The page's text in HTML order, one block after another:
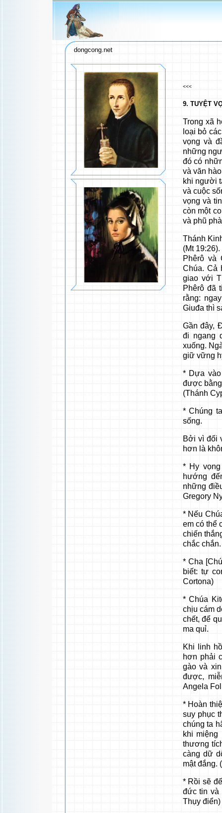
dongcong.net
<<<
9. TUYỆT
Trong xã
loại bỏ
vọng và
những
đó có
và văn
khi người
và cuộc
vọng và
còn một
và phũ
Thánh
(Mt
Phêrô và
Chúa. Cả
giao với
Phêrô đã
rằng:
Giuđa thì
Gần đây,
đi ngang
xuống.
giữ vững
* Dựa
được
(Thánh
* Chúng
sống.
Bởi vì đối
hơn là
* Hy
hướng
những
Gregory
* Nếu
em có thể
chiến
chắc
* Cha
biết: tự
Cortona)
* Chúa
chịu cám
chết, để
ma quỉ.
Khi linh
hơn phải
gào và
được,
Angela
* Hoàn
suy phục
chúng ta
khi
thương
càng dữ
mật đắng.
* Rồi sẽ
đức tin và
Thụy điển)